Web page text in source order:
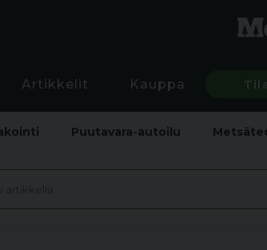
Artikkelit Kauppa
Puutavara-autoilu